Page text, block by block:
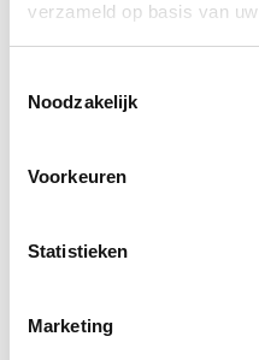
verzameld op basis van
Noodzakelijk
Voorkeuren
Statistieken
Marketing